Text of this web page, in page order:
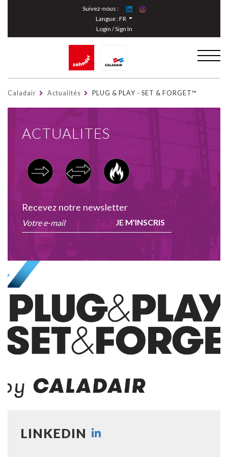
Suivez-nous :
Langue :FR
Login / Sign In
Caladair Actualités PLUG & PLAY - SET & FORGET™
ACTUALITES
Recevez notre newsletter
JE M'INSCRIS
LINKEDIN
Cookies management panel